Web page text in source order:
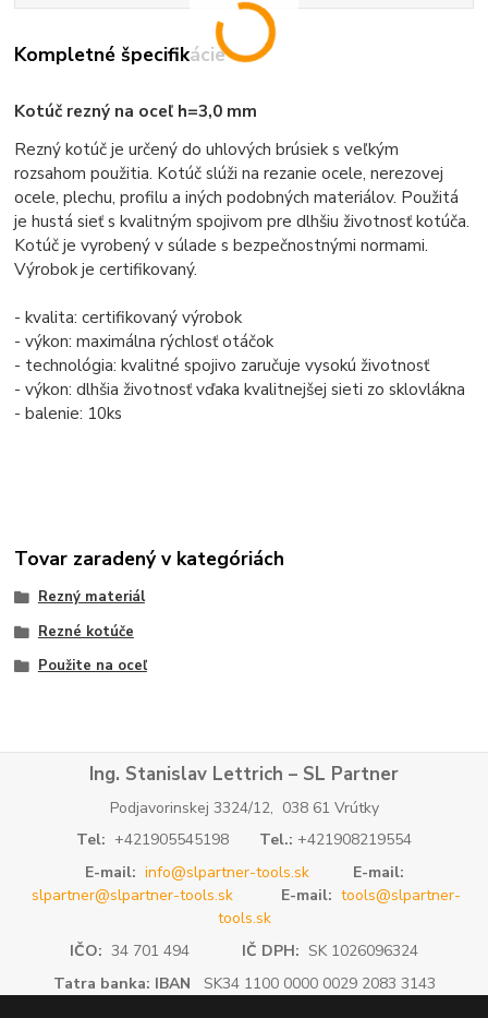
Kompletné špecifikácie
Kotúč rezný na oceľ h=3,0 mm
Rezný kotúč je určený do uhlových brúsiek s veľkým
rozsahom použitia. Kotúč slúži na rezanie ocele, nerezovej
ocele, plechu, profilu a iných podobných materiálov. Použitá
je hustá sieť s kvalitným spojivom pre dlhšiu životnosť kotúča.
Kotúč je vyrobený v súlade s bezpečnostnými normami.
Výrobok je certifikovaný.
- kvalita: certifikovaný výrobok
- výkon: maximálna rýchlosť otáčok
- technológia: kvalitné spojivo zaručuje vysokú životnosť
- výkon: dlhšia životnosť vďaka kvalitnejšej sieti zo sklovlákna
- balenie: 10ks
Tovar zaradený v kategóriách
Rezný materiál
Rezné kotúče
Použite na oceľ
Ing. Stanislav Lettrich – SL Partner
Podjavorinskej 3324/12, 038 61 Vrútky
Tel: +421905545198 Tel.: +421908219554
E-mail: info@slpartner-tools.sk
E-mail:
slpartner@slpartner-tools.sk
E-mail: tools@slpartner-
tools.sk
IČO: 34 701 494 IČ DPH: SK 1026096324
Tatra banka: IBAN SK34 1100 0000 0029 2083 3143